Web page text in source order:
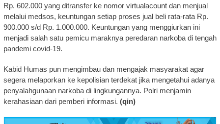
Rp. 602.000 yang ditransfer ke nomor virtualacount dan menjual
melalui medsos, keuntungan setiap proses jual beli rata-rata Rp.
900.000 s/d Rp. 1.000.000. Keuntungan yang menggiurkan ini
menjadi salah satu pemicu maraknya peredaran narkoba di tengah
pandemi covid-19.
Kabid Humas pun mengimbau dan mengajak masyarakat agar
segera melaporkan ke kepolisian terdekat jika mengetahui adanya
penyalahgunaan narkoba di lingkungannya. Polri menjamin
kerahasiaan dari pemberi informasi. (qin)